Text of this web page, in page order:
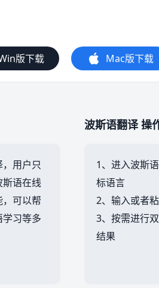
版下载 Mac版下载
用户只
斯语在线
可以帮
习等多
波斯语翻译 操
1、进入波斯
标语言
2、输入或者
3、按需进行
结果